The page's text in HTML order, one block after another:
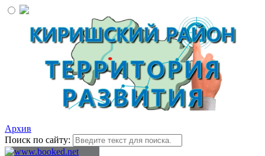
Архив
Поиск по сайту: